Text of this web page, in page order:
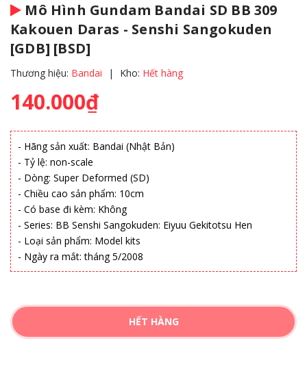
Mô Hình Gundam Bandai SD BB 309
Kakouen Daras - Senshi Sangokuden
[GDB] [BSD]
Thương hiệu: Bandai | Kho: Hết hàng
140.000₫
- Hãng sản xuất: Bandai (Nhật Bản)
- Tỷ lệ: non-scale
- Dòng: Super Deformed (SD)
- Chiều cao sản phẩm: 10cm
- Có base đi kèm: Không
- Series: BB Senshi Sangokuden: Eiyuu Gekitotsu Hen
- Loại sản phẩm: Model kits
- Ngày ra mắt: tháng 5/2008
HẾT HÀNG